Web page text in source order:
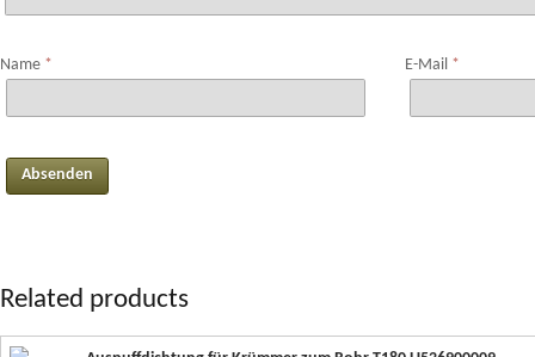
Name * E-Mail *
Related products